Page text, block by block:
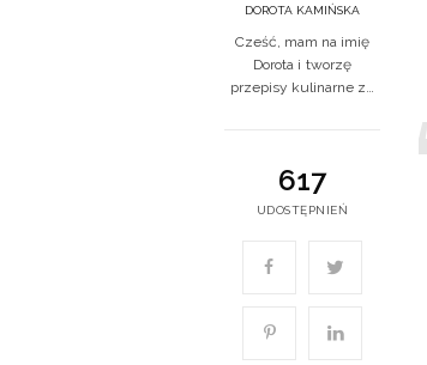
DOROTA KAMIŃSKA
Cześć, mam na imię
Dorota i tworzę
przepisy kulinarne z…
617
UDOSTĘPNIEŃ